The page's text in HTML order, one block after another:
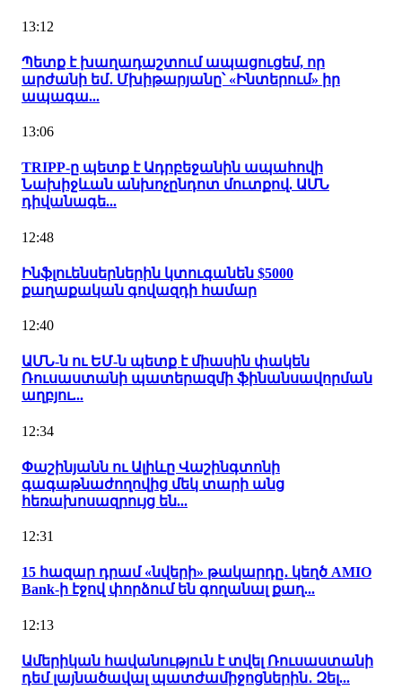
13:12
Պետք է խաղադաշտում ապացուցեմ, որ
արժանի եմ․ Մխիթարյանը՝ «Ինտերում» իր
ապագա...
13:06
TRIPP-ը պետք է Ադրբեջանին ապահովի
Նախիջևան անխոչընդոտ մուտքով. ԱՄՆ
դիվանագե...
12:48
Ինֆլուենսերներին կտուգանեն $5000
քաղաքական գովազդի համար
12:40
ԱՄՆ-ն ու ԵՄ-ն պետք է միասին փակեն
Ռուսաստանի պատերազմի ֆինանսավորման
աղբյու...
12:34
Փաշինյանն ու Ալիևը Վաշինգտոնի
գագաթնաժողովից մեկ տարի անց
հեռախոսազրույց են...
12:31
15 հազար դրամ «նվերի» թակարդը․ կեղծ AMIO
Bank-ի էջով փորձում են գողանալ քաղ...
12:13
Ամերիկան հավանություն է տվել Ռուսաստանի
դեմ լայնածավալ պատժամիջոցներին․ Զել...